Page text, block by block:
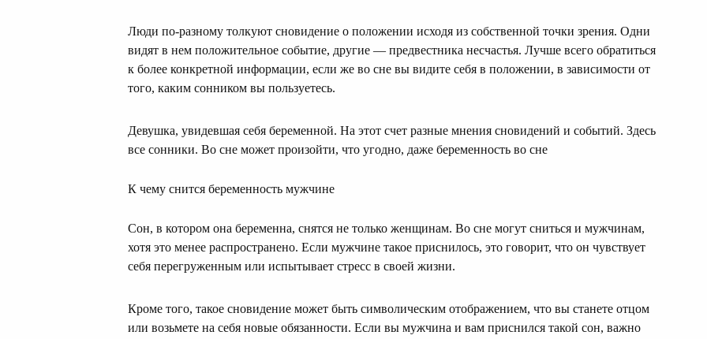
Люди по-разному толкуют сновидение о положении исходя из собственной точки зрения. Одни
видят в нем положительное событие, другие — предвестника несчастья. Лучше всего обратиться
к более конкретной информации, если же во сне вы видите себя в положении, в зависимости от
того, каким сонником вы пользуетесь.
Девушка, увидевшая себя беременной. На этот счет разные мнения сновидений и событий. Здесь
все сонники. Во сне может произойти, что угодно, даже беременность во сне
К чему снится беременность мужчине
Сон, в котором она беременна, снятся не только женщинам. Во сне могут сниться и мужчинам,
хотя это менее распространено. Если мужчине такое приснилось, это говорит, что он чувствует
себя перегруженным или испытывает стресс в своей жизни.
Кроме того, такое сновидение может быть символическим отображением, что вы станете отцом
или возьмете на себя новые обязанности. Если вы мужчина и вам приснился такой сон, важно